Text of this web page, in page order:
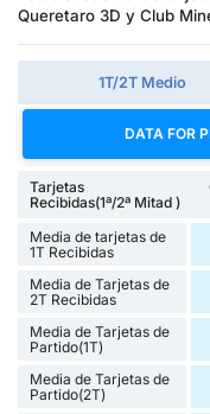
Queretaro 3D y Club
1T/2T Medio
DATA FOR
Tarjetas
Recibidas(1ª/2ª Mitad )
Media de tarjetas de
1T Recibidas
Media de Tarjetas de
2T Recibidas
Media de Tarjetas de
Partido(1T)
Media de Tarjetas de
Partido(2T)